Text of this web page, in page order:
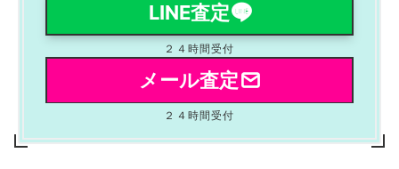
LINE査定
２４時間受付
メール査定
２４時間受付